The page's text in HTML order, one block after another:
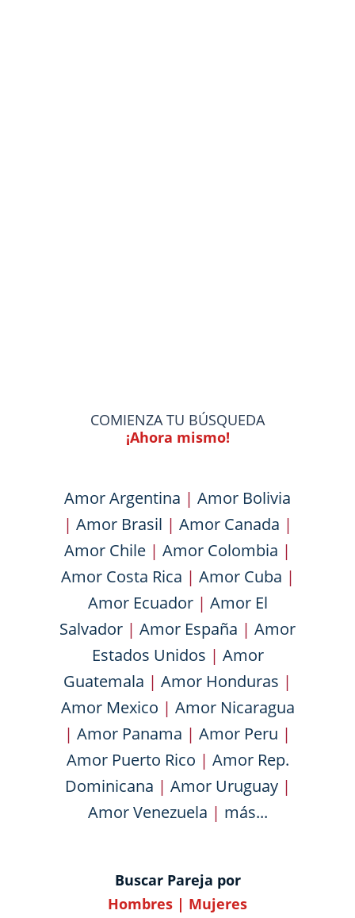
COMIENZA TU BÚSQUEDA
¡Ahora mismo!
Amor Argentina | Amor Bolivia
| Amor Brasil | Amor Canada |
Amor Chile | Amor Colombia |
Amor Costa Rica | Amor Cuba |
Amor Ecuador| Amor El
Salvador | Amor España | Amor
Estados Unidos | Amor
Guatemala | Amor Honduras |
Amor Mexico | Amor Nicaragua
| Amor Panama | Amor Peru |
Amor Puerto Rico | Amor Rep.
Dominicana | Amor Uruguay|
Amor Venezuela | más...
Buscar Pareja por
Hombres | Mujeres